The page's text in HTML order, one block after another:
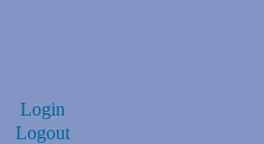
Login
Logout